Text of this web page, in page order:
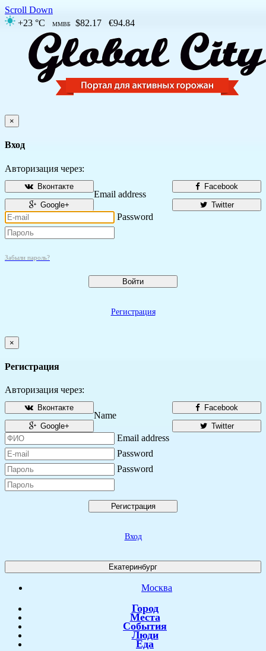
Scroll Down
+23 °C
ММВБ $82.17 €94.84
×
Вход
Авторизация через:
Facebook
Вконтакте
Twitter
Google+
Email address
Password
Забыли пароль?
Войти
Регистрация
×
Регистрация
Авторизация через:
Facebook
Вконтакте
Twitter
Google+
Name
Email address
Password
Password
Регистрация
Вход
Екатеринбург
Москва
Город
Места
События
Люди
Еда